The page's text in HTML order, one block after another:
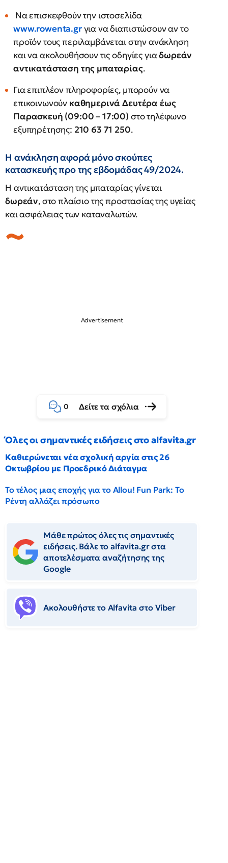
Να επισκεφθούν την ιστοσελίδα
www.rowenta.grγια να διαπιστώσουν αν το
προϊόν τους περιλαμβάνεται στην ανάκληση
και να ακολουθήσουν τις οδηγίες γιαδωρεάν
αντικατάσταση της μπαταρίας.
Για επιπλέον πληροφορίες, μπορούν να
επικοινωνούν καθημερινά Δευτέρα έως
Παρασκευή (09:00 – 17:00) στο τηλέφωνο
εξυπηρέτησης: 210 63 71 250.
Η ανάκληση αφορά μόνο σκούπες
κατασκευής προ της εβδομάδας 49/2024.
Η αντικατάσταση της μπαταρίας γίνεται
δωρεάν, στο πλαίσιο της προστασίας της υγείας
και ασφάλειας των καταναλωτών.
0 Δείτε τα σχόλια
Όλες οι σημαντικές ειδήσεις στο alfavita.gr
Καθιερώνεται νέα σχολική αργία στις 26
Οκτωβρίου με Προεδρικό Διάταγμα
Το τέλος μιας εποχής για το Allou! Fun Park: Το
Ρέντη αλλάζει πρόσωπο
Μάθε πρώτος όλες τις σημαντικές
ειδήσεις. Βάλε το alfavita.gr στα
αποτελέσματα αναζήτησης της
Google
Ακολουθήστε το Αlfavita στο Viber